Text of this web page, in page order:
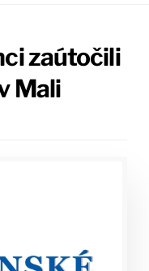
zaútočili
Mali